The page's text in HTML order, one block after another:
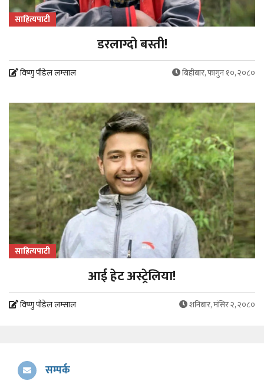
साहित्यपाटी
डरलाग्दो बस्ती!
विष्णु पौडेल लम्साल बिहीबार, फागुन १०, २०८०
साहित्यपाटी
आई हेट अस्ट्रेलिया!
विष्णु पौडेल लम्साल शनिबार, मंसिर २, २०८०
सम्पर्क